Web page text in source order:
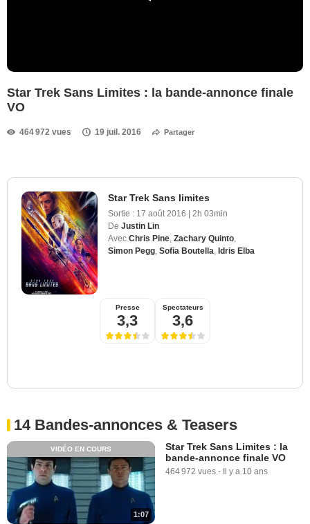
Star Trek Sans Limites : la bande-annonce finale
VO
464 972 vues 19 juil. 2016 Partager
Star Trek Sans limites
Sortie : 17 août 2016 | 2h 03min
De Justin Lin
Avec Chris Pine Zachary Quinto
Simon Pegg Sofia Boutella Idris Elba
Presse
3,3
Spectateurs
3,6
14 Bandes-annonces & Teasers
1:07
VIDÉO EN COURS
Star Trek Sans Limites : la
bande-annonce finale VO
464 972 vues - Il y a 10 ans